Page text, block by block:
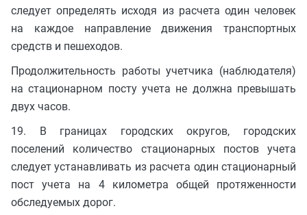
следует определять исходя из расчета один человек
на каждое направление движения транспортных
средств и пешеходов.
Продолжительность работы учетчика (наблюдателя)
на стационарном посту учета не должна превышать
двух часов.
19. В границах городских округов, городских
поселений количество стационарных постов учета
следует устанавливать из расчета один стационарный
пост учета на 4 километра общей протяженности
обследуемых дорог.